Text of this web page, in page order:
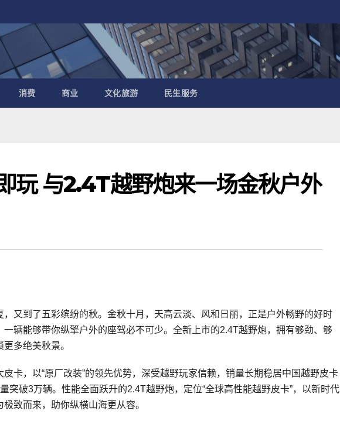
消费 商业 文化旅游 民生服务
玩 与2.4T越野炮来一场金秋户外
又到了五彩缤纷的秋。金秋十月，天高云淡、风和日丽，正是户外畅野的好时
辆能够带你纵擎户外的座驾必不可少。全新上市的2.4T越野炮，拥有够劲、够
多绝美秋景。
卡，以“原厂改装”的领先优势，深受越野玩家信赖，销量长期稳居中国越野皮卡
突破3万辆。性能全面跃升的2.4T越野炮，定位“全球高性能越野皮卡”，以新时代
致而来，助你纵横山海更从容。